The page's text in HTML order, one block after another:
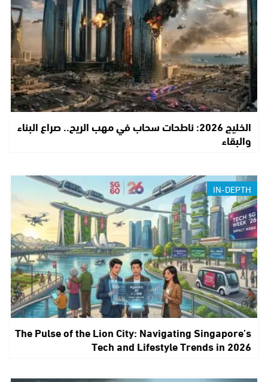
الخليج 2026: ناطحات سحاب في مهب الريح.. صراع البناء
والبقاء
IN-DEPTH
The Pulse of the Lion City: Navigating Singapore’s
Tech and Lifestyle Trends in 2026